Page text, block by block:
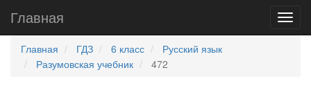
Главная
Главная ГДЗ 6 класс
Русский язык
Разумовская учебник
472